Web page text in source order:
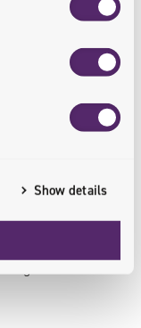
Show details
und die
oder On-
anderen